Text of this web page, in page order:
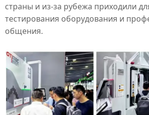
страны и из-за рубежа приходили
тестирования оборудования и
общения.